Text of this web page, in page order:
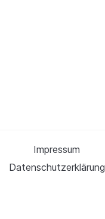
Impressum
Datenschutzerklärung